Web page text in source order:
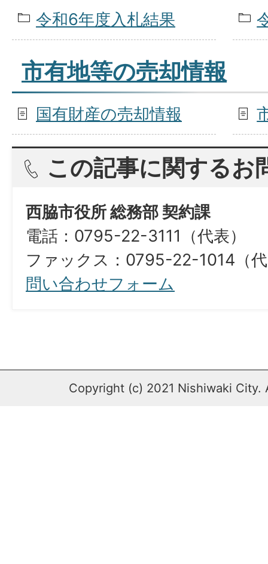
令和6年度入札結果
市有地等の売却情報
国有財産の売却情報
この記事に関するお
西脇市役所 総務部 契約課
電話：0795-22-3111（代表）
ファックス：0795-22-1014（
問い合わせフォーム
Copyright (c) 2021 Nishiwaki City.